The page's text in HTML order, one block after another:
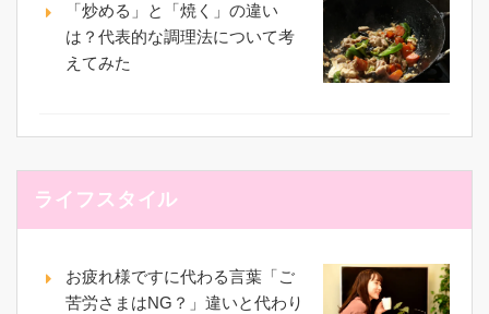
「炒める」と「焼く」の違い
は？代表的な調理法について考
えてみた
ライフスタイル
お疲れ様ですに代わる言葉「ご
苦労さまはNG？」違いと代わり